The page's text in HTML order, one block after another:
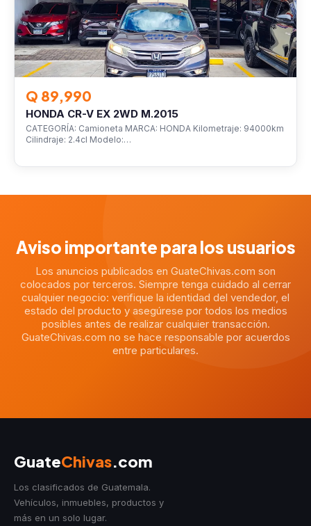
Q 89,990
HONDA CR-V EX 2WD M.2015
CATEGORÍA: Camioneta MARCA: HONDA Kilometraje: 94000km
Cilindraje: 2.4cl Modelo:…
Aviso importante para los usuarios
Los anuncios publicados en GuateChivas.com son
colocados por terceros. Siempre tenga cuidado al cerrar
cualquier negocio: verifique la identidad del vendedor, el
estado del producto y asegúrese por todos los medios
posibles antes de realizar cualquier transacción.
GuateChivas.com no se hace responsable por acuerdos
entre particulares.
GuateChivas.com
Los clasificados de Guatemala.
Vehículos, inmuebles, productos y
más en un solo lugar.